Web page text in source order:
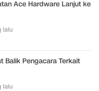
Ace Hardware Lanjut ke
lalu
Balik Pengacara Terkait
lalu